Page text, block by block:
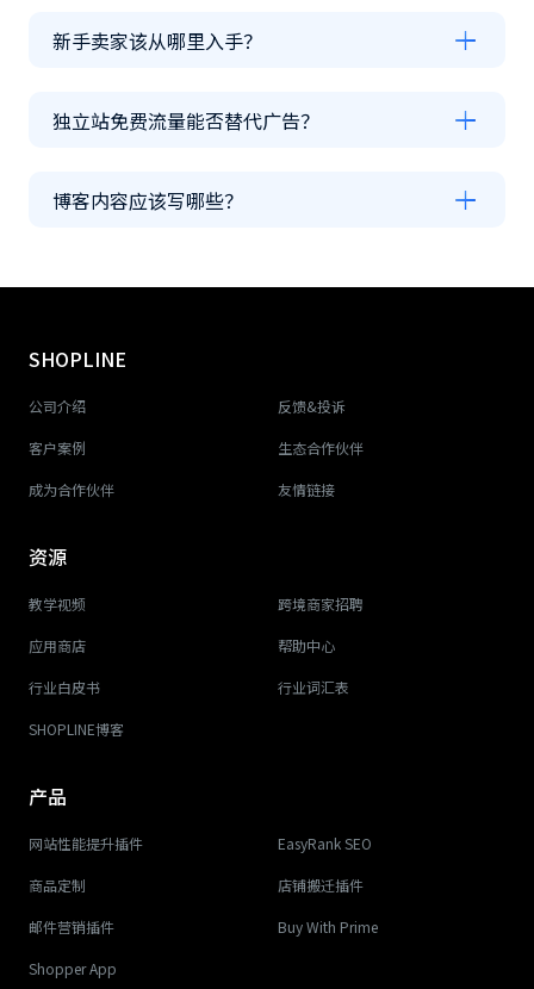
新手卖家该从哪里入手？
独立站免费流量能否替代广告？
博客内容应该写哪些？
SHOPLINE
公司介绍 反馈&投诉
客户案例 生态合作伙伴
成为合作伙伴 友情链接
资源
教学视频 跨境商家招聘
应用商店 帮助中心
行业白皮书 行业词汇表
SHOPLINE博客
产品
网站性能提升插件 EasyRank SEO
商品定制 店铺搬迁插件
邮件营销插件 Buy With Prime
Shopper App